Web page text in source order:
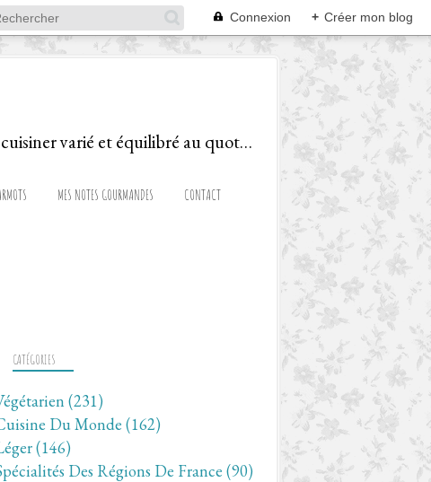
Connexion + Créer mon blog
Le blog d'une Diététicienne Gourmande, ravie de partager recettes et astuces pour cuisiner varié et équilibré au quotidien!
MES NOTES GOURMANDES CONTACT
CATÉGORIES
(231)
Du Monde (162)
(146)
Des Régions De France (90)